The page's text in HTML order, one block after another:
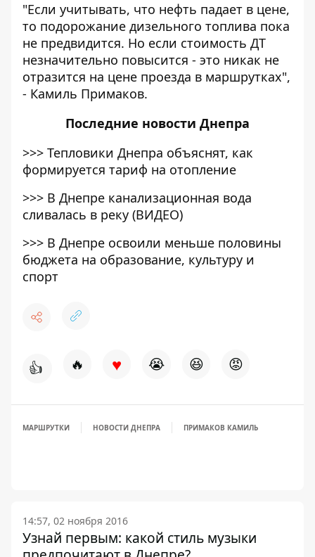
"Если учитывать, что нефть падает в цене,
то подорожание дизельного топлива пока
не предвидится. Но если стоимость ДТ
незначительно повысится - это никак не
отразится на цене проезда в маршрутках",
- Камиль Примаков.
Последние новости Днепра
>>> Тепловики Днепра объяснят, как
формируется тариф на отопление
>>> В Днепре канализационная вода
сливалась в реку (ВИДЕО)
>>> В Днепре освоили меньше половины
бюджета на образование, культуру и
спорт
👍 🔥 ♥ 😭 😆 😡
МАРШРУТКИ НОВОСТИ ДНЕПРА ПРИМАКОВ КАМИЛЬ
14:57, 02 ноября 2016
Узнай первым: какой стиль музыки